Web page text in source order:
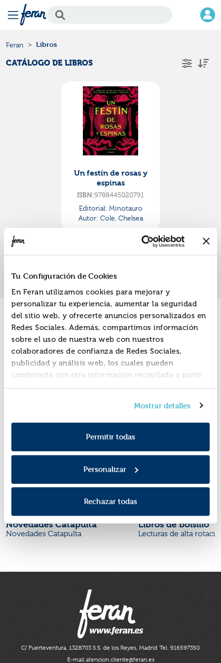
Tu Configuración de Cookies
En Feran utilizamos cookies para mejorar y
personalizar tu experiencia, aumentar la seguridad
del sitio web, y ofrecerte anuncios personalizados en
Redes Sociales. Además, compartimos información
sobre el uso de nuestra web con nuestros
colaboradores de confianza de Redes Sociales,
publicidad y análisis web, los cuales pueden
combinarla con otra información recopilada a partir
del uso que hayas hecho de sus servicios. Recuerda
consentimiento en cualquier momento. Para más
información consulta laPolítica de Cookiesy la
Política de Privacidad.
Mostrar detalles
Permitir todas
Personalizar
Rechazar todas
Feran Libros
CATÁLOGO DE LIBROS
Un festín de rosas y
espinas
ISBN:9788445020791
Editorial: Minotauro
Autor: Cole, Chelsea
Promociones
Novedades Catapulta
Novedades Catapulta
Libros de bolsillo
Lecturas de alta
C/ Fuerteventura, 1328703 S.S. de los Reyes, Madrid Tel. 916597350
E-mail atencion.cliente@feran.es